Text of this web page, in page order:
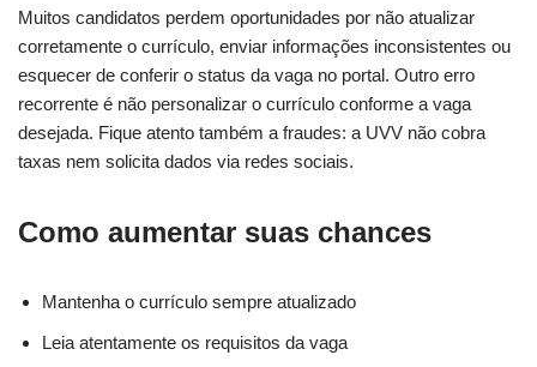
Muitos candidatos perdem oportunidades por não atualizar
corretamente o currículo, enviar informações inconsistentes ou
esquecer de conferir o status da vaga no portal. Outro erro
recorrente é não personalizar o currículo conforme a vaga
desejada. Fique atento também a fraudes: a UVV não cobra
taxas nem solicita dados via redes sociais.
Como aumentar suas chances
Mantenha o currículo sempre atualizado
Leia atentamente os requisitos da vaga